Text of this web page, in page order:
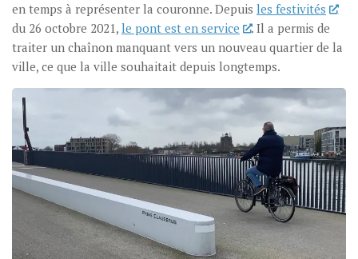
en temps à représenter la couronne. Depuis les festivités
du 26 octobre 2021, le pont est en service
. Il a permis de
traiter un chaînon manquant vers un nouveau quartier de la
ville, ce que la ville souhaitait depuis longtemps.